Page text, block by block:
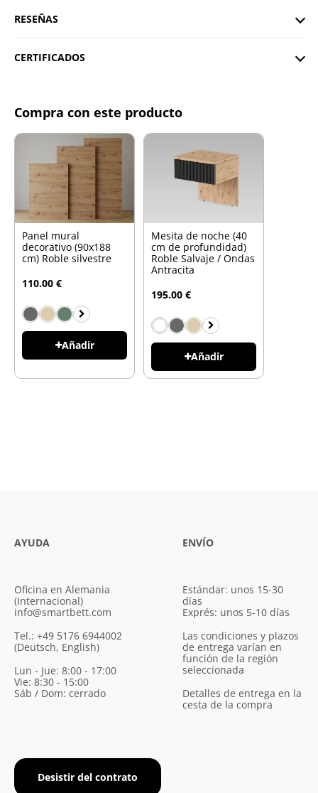
RESEÑAS
CERTIFICADOS
Compra con este producto
Panel mural
decorativo (90x188
cm) Roble silvestre
110.00 €
Añadir
Mesita de noche (40
cm de profundidad)
Roble Salvaje / Ondas
Antracita
195.00 €
Añadir
AYUDA
Oficina en Alemania
(Internacional)
info@smartbett.com
Tel.: +49 5176 6944002
(Deutsch, English)
Lun - Jue: 8:00 - 17:00
Vie: 8:30 - 15:00
Sáb / Dom: cerrado
Desistir del contrato
ENVÍO
Estándar: unos 15-30
días
Exprés: unos 5-10 días
Las condiciones y plazos
de entrega varían en
función de la región
seleccionada
Detalles de entrega en la
cesta de la compra